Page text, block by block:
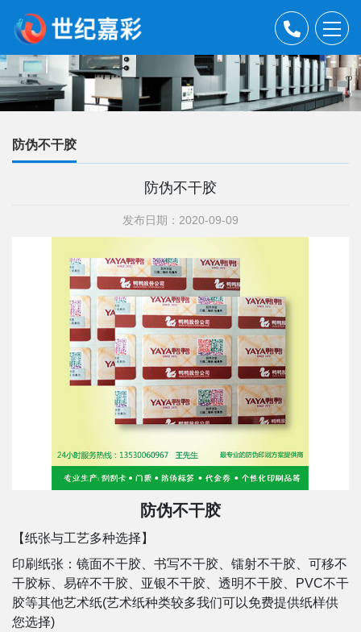
防伪不干胶
防伪不干胶
发布日期：2020-09-09
防伪不干胶
【纸张与工艺多种选择】
印刷纸张：镜面不干胶、书写不干胶、镭射不干胶、可移不
干胶标、易碎不干胶、亚银不干胶、透明不干胶、PVC不干
胶等其他艺术纸(艺术纸种类较多我们可以免费提供纸样供
您选择)